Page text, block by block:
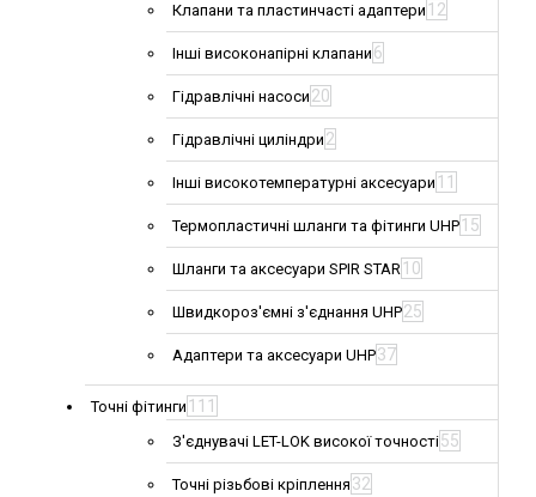
Клапани та пластинчасті адаптери 12
Інші високонапірні клапани 6
Гідравлічні насоси 20
Гідравлічні циліндри 2
Інші високотемпературні аксесуари 11
Термопластичні шланги та фітинги UHP 15
Шланги та аксесуари SPIR STAR 10
Швидкороз'ємні з'єднання UHP25
Адаптери та аксесуари UHP37
Точні фітинги 111
З'єднувачі LET-LOK високої точності55
Точні різьбові кріплення 32